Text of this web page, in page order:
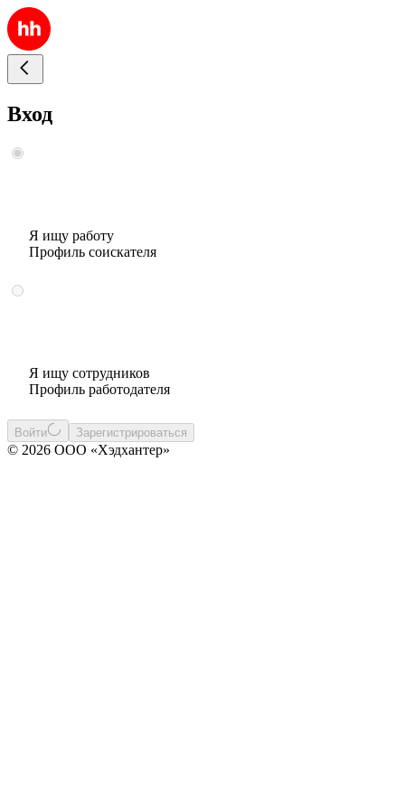
Вход
Я ищу работу
Профиль соискателя
Я ищу сотрудников
Профиль работодателя
Войти Зарегистрироваться
© 2026 ООО «Хэдхантер»